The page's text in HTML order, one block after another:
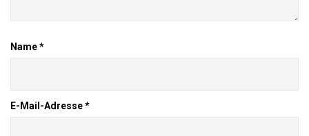
Name*
E-Mail-Adresse*